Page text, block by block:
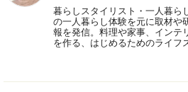
暮らしスタイリスト・一人暮ら
の一人暮らし体験を元に取材や
報を発信。料理や家事、インテ
を作る、はじめるためのライフ